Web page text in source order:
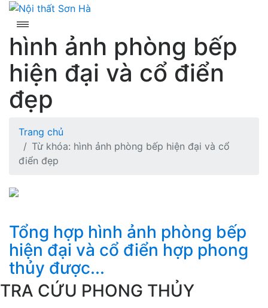
Skip
content
hình ảnh phòng bếp
hiện đại và cổ điển
đẹp
Trang chủ
Từ khóa: hình ảnh phòng bếp hiện đại và cổ
điển đẹp
Tổng hợp hình ảnh phòng bếp
hiện đại và cổ điển hợp phong
thủy được...
TRA CỨU PHONG THỦY